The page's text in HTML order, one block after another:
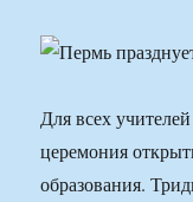
Для всех
церемония
образования.